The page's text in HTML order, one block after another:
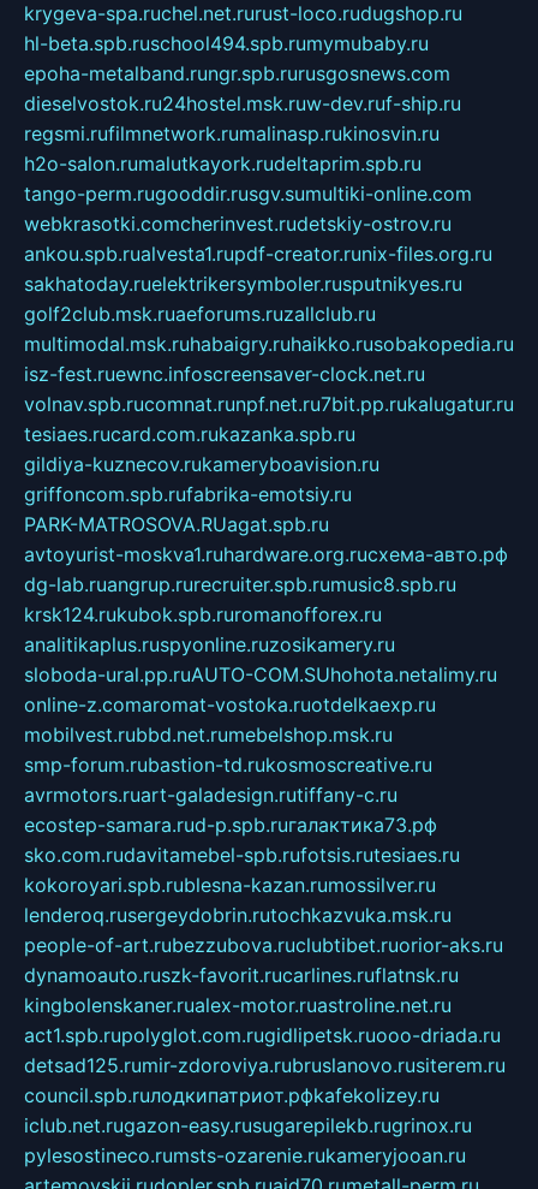
krygeva-spa.ruchel.net.rurust-loco.rudugshop.ru
hl-beta.spb.ruschool494.spb.rumymubaby.ru
epoha-metalband.rungr.spb.rurusgosnews.com
dieselvostok.ru24hostel.msk.ruw-dev.ruf-ship.ru
regsmi.rufilmnetwork.rumalinasp.rukinosvin.ru
h2o-salon.rumalutkayork.rudeltaprim.spb.ru
tango-perm.rugooddir.rusgv.sumultiki-online.com
webkrasotki.comcherinvest.rudetskiy-ostrov.ru
ankou.spb.rualvesta1.rupdf-creator.runix-files.org.ru
sakhatoday.ruelektrikersymboler.rusputnikyes.ru
golf2club.msk.ruaeforums.ruzallclub.ru
multimodal.msk.ruhabaigry.ruhaikko.rusobakopedia.ru
isz-fest.ruewnc.infoscreensaver-clock.net.ru
volnav.spb.rucomnat.runpf.net.ru7bit.pp.rukalugatur.ru
tesiaes.rucard.com.rukazanka.spb.ru
gildiya-kuznecov.rukameryboavision.ru
griffoncom.spb.rufabrika-emotsiy.ru
PARK-MATROSOVA.RUagat.spb.ru
avtoyurist-moskva1.ruhardware.org.ruсхема-авто.рф
dg-lab.ruangrup.rurecruiter.spb.rumusic8.spb.ru
krsk124.rukubok.spb.ruromanofforex.ru
analitikaplus.ruspyonline.ruzosikamery.ru
sloboda-ural.pp.ruAUTO-COM.SUhohota.netalimy.ru
online-z.comaromat-vostoka.ruotdelkaexp.ru
mobilvest.rubbd.net.rumebelshop.msk.ru
smp-forum.rubastion-td.rukosmoscreative.ru
avrmotors.ruart-galadesign.rutiffany-c.ru
ecostep-samara.rud-p.spb.ruгалактика73.рф
sko.com.rudavitamebel-spb.rufotsis.rutesiaes.ru
kokoroyari.spb.rublesna-kazan.rumossilver.ru
lenderoq.rusergeydobrin.rutochkazvuka.msk.ru
people-of-art.rubezzubova.ruclubtibet.ruorior-aks.ru
dynamoauto.ruszk-favorit.rucarlines.ruflatnsk.ru
kingbolenskaner.rualex-motor.ruastroline.net.ru
act1.spb.rupolyglot.com.rugidlipetsk.ruooo-driada.ru
detsad125.rumir-zdoroviya.rubruslanovo.rusiterem.ru
council.spb.ruлодкипатриот.рфkafekolizey.ru
iclub.net.rugazon-easy.rusugarepilekb.rugrinox.ru
pylesostineco.rumsts-ozarenie.rukameryjooan.ru